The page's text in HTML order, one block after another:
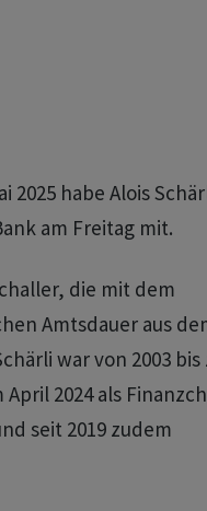
2025 habe Alois
am Freitag mit.
die mit dem
Amtsdauer aus
war von 2003 bis
2024 als
seit 2019 zudem